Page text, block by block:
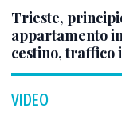
Trieste,
appartamento
cestino, traffico
VIDEO